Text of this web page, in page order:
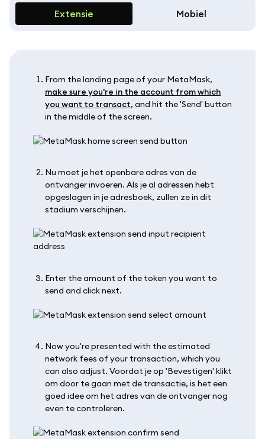
Extensie Mobiel
From the landing page of your MetaMask,
make sure you're in the account from which
you want to transact, and hit the 'Send' button
in the middle of the screen.
Nu moet je het openbare adres van de
ontvanger invoeren. Als je al adressen hebt
opgeslagen in je adresboek, zullen ze in dit
stadium verschijnen.
Enter the amount of the token you want to
send and click next.
Now you're presented with the estimated
network fees of your transaction, which you
can also adjust. Voordat je op 'Bevestigen' klikt
om door te gaan met de transactie, is het een
goed idee om het adres van de ontvanger nog
even te controleren.